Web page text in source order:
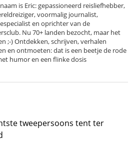
is Eric: gepassioneerd reisliefhebber,
voormalig journalist,
en oprichter van de
Nu 70+ landen bezocht, maar het
;-) Ontdekken, schrijven, verhalen
en ontmoeten: dat is een beetje de rode
humor en een flinke dosis
tweepersoons tent ter